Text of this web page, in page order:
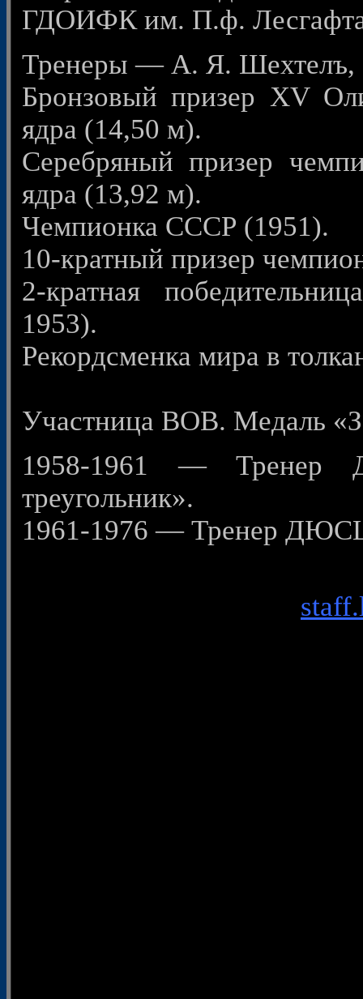
ГДОИФК им. П.ф.
Тренеры — А. Я. Шехтелъ,
Бронзовый призер XV
ядра (14,50 м).
Серебряный призер
ядра (13,92 м).
Чемпионка СССР (1951).
10-кратный призер
2-кратная
1953).
Рекордсменка мира в
Участница ВОВ. Медаль
1958-1961 — Тренер
треугольник».
1961-1976 — Тренер